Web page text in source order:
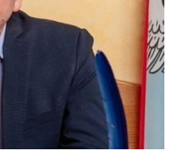
Dejtonskom